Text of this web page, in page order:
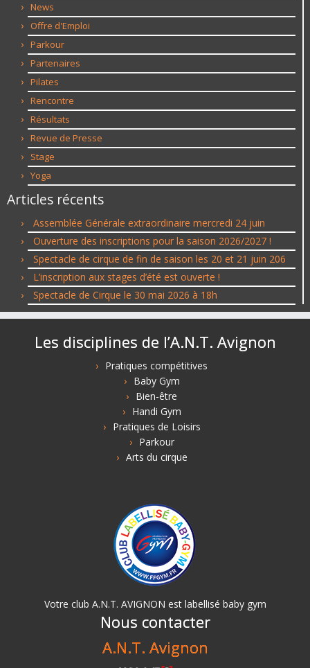
News
Offre d'Emploi
Parkour
Partenaires
Pilates
Rencontre
Résultats
Revue de Presse
Stage
Yoga
Articles récents
Assemblée Générale extraordinaire mercredi 24 juin
Ouverture des inscriptions pour la saison 2026/2027 !
Spectacle de cirque de fin de saison les 20 et 21 juin 206
L’inscription aux stages d’été est ouverte !
Spectacle de Cirque le 30 mai 2026 à 18h
Les disciplines de l’A.N.T. Avignon
Pratiques compétitives
Baby Gym
Bien-être
Handi Gym
Pratiques de Loisirs
Parkour
Arts du cirque
Votre club A.N.T. AVIGNON est labellisé baby gym
Nous contacter
A.N.T. Avignon